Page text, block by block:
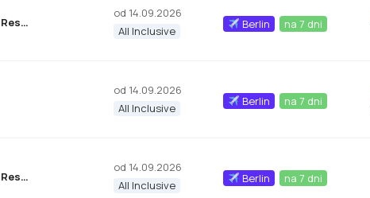
Club Paradisio Zalagh Resort and Spa
od 14.09.2026
All Inclusive
Berlin na 7 dni
od 14.09.2026
All Inclusive
Berlin na 7 dni
Club Paradisio Zalagh Resort and Spa
od 14.09.2026
All Inclusive
Berlin na 7 dni